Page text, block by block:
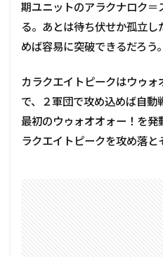
期ユニットのアラクナロク＝
る。あとは待ち伏せか孤立
めば容易に突破できるだろう。
カラクエイトピークはウゥ
で、２軍団で攻め込めば自動
最初のウゥォオオォー！を発
ラクエイトピークを攻め落と